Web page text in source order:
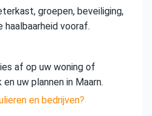
groepen, beveiliging,
vooraf.
af op uw woning of
uw plannen in Maarn.
en bedrijven?